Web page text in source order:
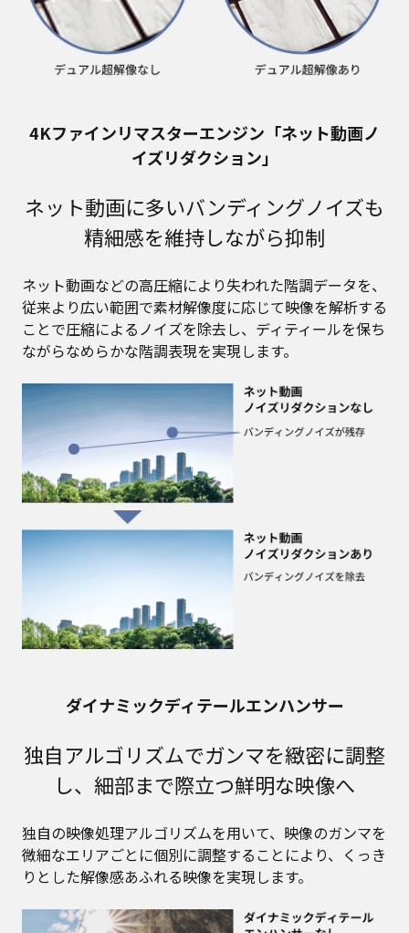
4Kファインリマスターエンジン「ネット動画ノ
イズリダクション」
ネット動画に多いバンディングノイズも
精細感を維持しながら抑制
ネット動画などの高圧縮により失われた階調データを、
従来より広い範囲で素材解像度に応じて映像を解析する
ことで圧縮によるノイズを除去し、ディティールを保ち
ながらなめらかな階調表現を実現します。
ダイナミックディテールエンハンサー
独自アルゴリズムでガンマを緻密に調整
し、細部まで際立つ鮮明な映像へ
独自の映像処理アルゴリズムを用いて、映像のガンマを
微細なエリアごとに個別に調整することにより、くっき
りとした解像感あふれる映像を実現します。